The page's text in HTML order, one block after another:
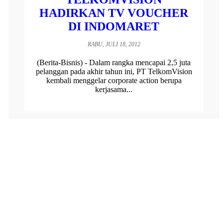
HADIRKAN TV VOUCHER
DI INDOMARET
RABU, JULI 18, 2012
(Berita-Bisnis) - Dalam rangka mencapai 2,5 juta
pelanggan pada akhir tahun ini, PT TelkomVision
kembali menggelar corporate action berupa
kerjasama...